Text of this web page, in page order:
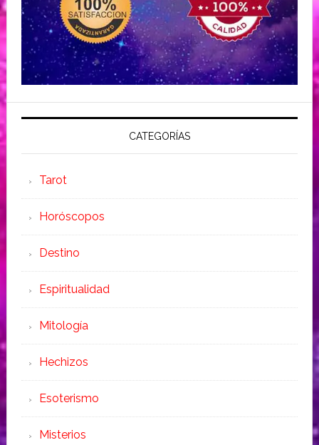
CATEGORÍAS
Tarot
Horóscopos
Destino
Espiritualidad
Mitología
Hechizos
Esoterismo
Misterios